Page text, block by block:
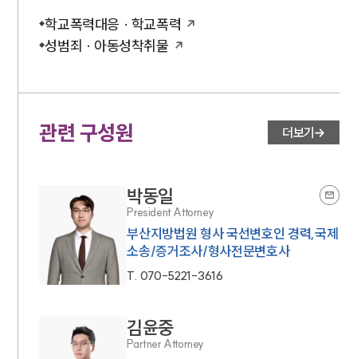
대륜법률상담예약
대륜법률상담예약
학교폭력대응 · 학교폭력
성범죄 · 아동성착취물
관련 구성원 더보기
박동일
President Attorney
부산지방법원 형사 국선변호인 경력,국제
소송/증거조사/형사전문변호사
T. 070-5221-3616
김윤중
Partner Attorney